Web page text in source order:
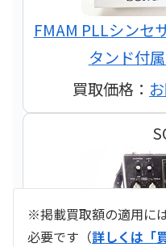
FMAM PLLシンセ
タンド付
買取価格：
※掲載買取額の適用に
必要です（詳しくは「